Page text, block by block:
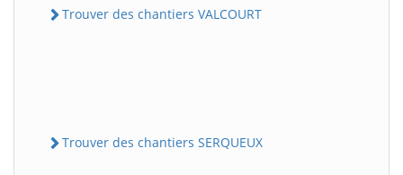
Trouver des chantiers VALCOURT
Trouver des chantiers SERQUEUX